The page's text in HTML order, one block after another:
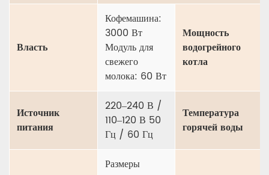
Власть
Кофемашина:
3000 Вт
Модуль для
свежего
молока: 60 ​​Вт
Мощность
водогрейного
котла
Источник
питания
220–240 В /
110–120 В 50
Гц / 60 Гц
Температура
горячей воды
Размеры